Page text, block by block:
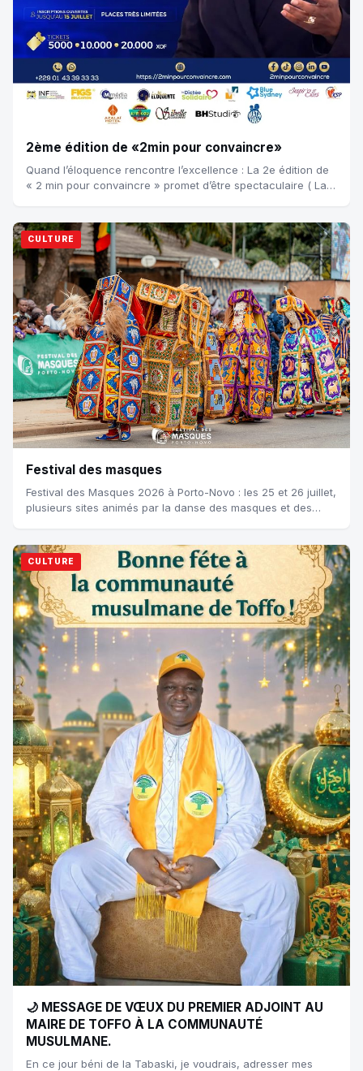
2ème édition de «2min pour convaincre»
Quand l’éloquence rencontre l’excellence : La 2e édition de
« 2 min pour convaincre » promet d’être spectaculaire ( La
CULTURE
Festival des masques
Festival des Masques 2026 à Porto-Novo : les 25 et 26 juillet,
plusieurs sites animés par la danse des masques et des
CULTURE
🌙 MESSAGE DE VŒUX DU PREMIER ADJOINT AU
MAIRE DE TOFFO À LA COMMUNAUTÉ
MUSULMANE.
En ce jour béni de la Tabaski, je voudrais, adresser mes